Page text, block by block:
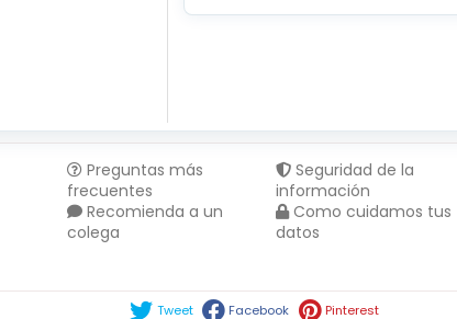
Preguntas más
frecuentes
Recomienda a un
colega
Seguridad de la
información
Como cuidamos tus
datos
Tweet Facebook Pinterest